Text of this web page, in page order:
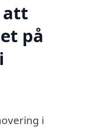
att
på
i